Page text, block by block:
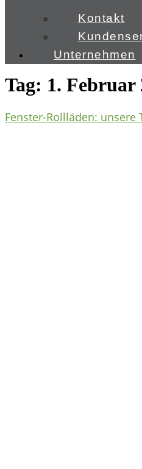
Kontakt
Unternehmen
Tag: 1. Februar
Fenster-Rollläden: unsere